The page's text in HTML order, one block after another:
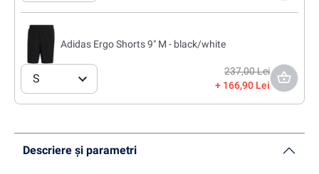
Adidas Ergo Shorts 9" M - black/white
S
237,00 Lei
166,90 Lei
Descriere și parametri